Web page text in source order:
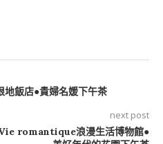
飯店●貴婦名媛下午茶
next post
romantique浪漫生活博物館●